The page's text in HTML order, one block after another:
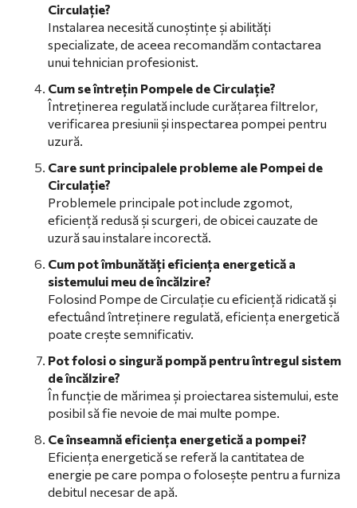
Circulație?
Instalarea necesită cunoștințe și abilități
specializate, de aceea recomandăm contactarea
unui tehnician profesionist.
Cum se întrețin Pompele de Circulație?
Întreținerea regulată include curățarea filtrelor,
verificarea presiunii și inspectarea pompei pentru
uzură.
Care sunt principalele probleme ale Pompei de
Circulație?
Problemele principale pot include zgomot,
eficiență redusă și scurgeri, de obicei cauzate de
uzură sau instalare incorectă.
Cum pot îmbunătăți eficiența energetică a
sistemului meu de încălzire?
Folosind Pompe de Circulație cu eficiență ridicată și
efectuând întreținere regulată, eficiența energetică
poate crește semnificativ.
Pot folosi o singură pompă pentru întregul sistem
de încălzire?
În funcție de mărimea și proiectarea sistemului, este
posibil să fie nevoie de mai multe pompe.
Ce înseamnă eficiența energetică a pompei?
Eficiența energetică se referă la cantitatea de
energie pe care pompa o folosește pentru a furniza
debitul necesar de apă.